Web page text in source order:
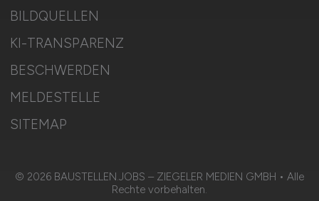
BILDQUELLEN
KI-TRANSPARENZ
BESCHWERDEN
MELDESTELLE
SITEMAP
© 2026 BAUSTELLEN.JOBS – ZIEGELER MEDIEN GMBH • Alle
Rechte vorbehalten.